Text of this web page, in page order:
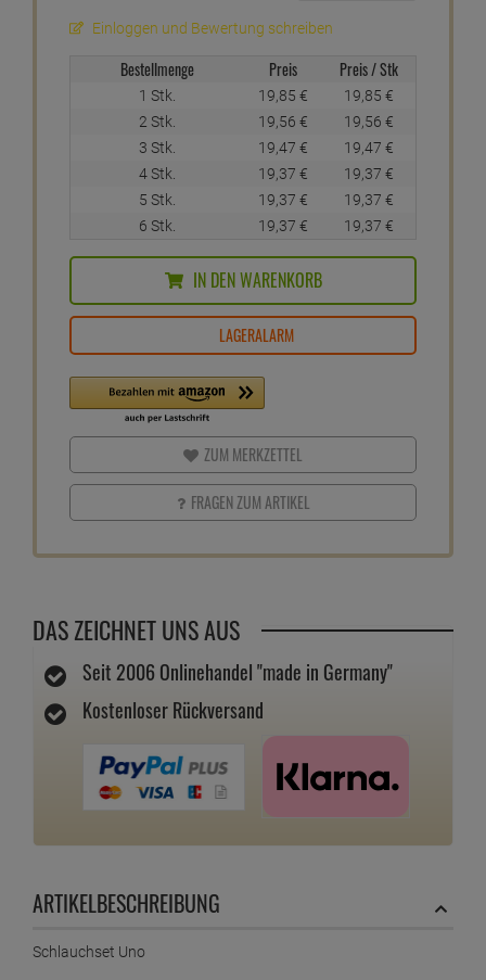
Einloggen und Bewertung schreiben
Bestellmenge Preis Preis / Stk
1 Stk. 19, 85 € 19, 85 €
2 Stk.
19, 56 € 19, 56 €
3 Stk.
19, 47 € 19, 47 €
4 Stk.
19, 37 € 19, 37 €
5 Stk.
19, 37 € 19, 37 €
6 Stk.
19, 37 € 19, 37 €
IN DEN WARENKORB
LAGERALARM
ZUM MERKZETTEL
FRAGEN ZUM ARTIKEL
DAS ZEICHNET UNS AUS
Seit 2006 Onlinehandel "made in Germany"
Kostenloser Rückversand
ARTIKELBESCHREIBUNG
Schlauchset Uno